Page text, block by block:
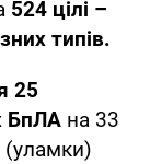
524 цілі –
типів.
25
БпЛА на 33
(уламки)